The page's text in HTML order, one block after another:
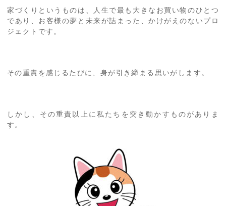
家づくりというものは、人生で最も大きなお買い物のひとつ
であり、お客様の夢と未来が詰まった、かけがえのないプロ
ジェクトです。
その重責を感じるたびに、身が引き締まる思いがします。
しかし、その重責以上に私たちを突き動かすものがありま
す。